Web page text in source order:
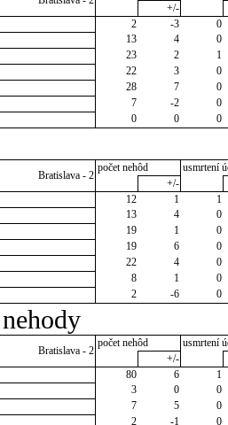
+/-
2 -3
0
13 4
0
23 2
1
22 3
0
28 7
0
7 -2
0
0 0 0
Bratislava - 2
počet nehôd
usmrtení
+/-
12 1
1
13 4
0
19 1
0
19 6
0
22 4
0
8 1
0
2 -6 0
Bratislava - 2
počet nehôd
usmrtení
+/-
80 6
1
3 0
0
7 5
0
2 -1
0